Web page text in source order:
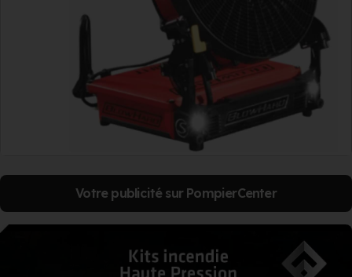
Votre publicité sur PompierCenter